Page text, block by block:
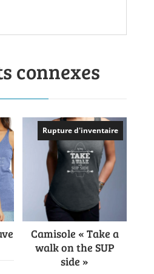
connexes
Rupture d'inventaire
Camisole « Take a
walk on the SUP
side »